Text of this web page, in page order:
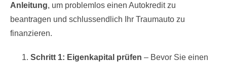
Anleitung, um problemlos einen Autokredit zu
beantragen und schlussendlich Ihr Traumauto zu
finanzieren.
Schritt 1: Eigenkapital prüfen – Bevor Sie einen